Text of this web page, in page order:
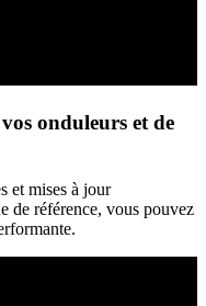
onduleurs et de
et mises à jour
de référence, vous pouvez